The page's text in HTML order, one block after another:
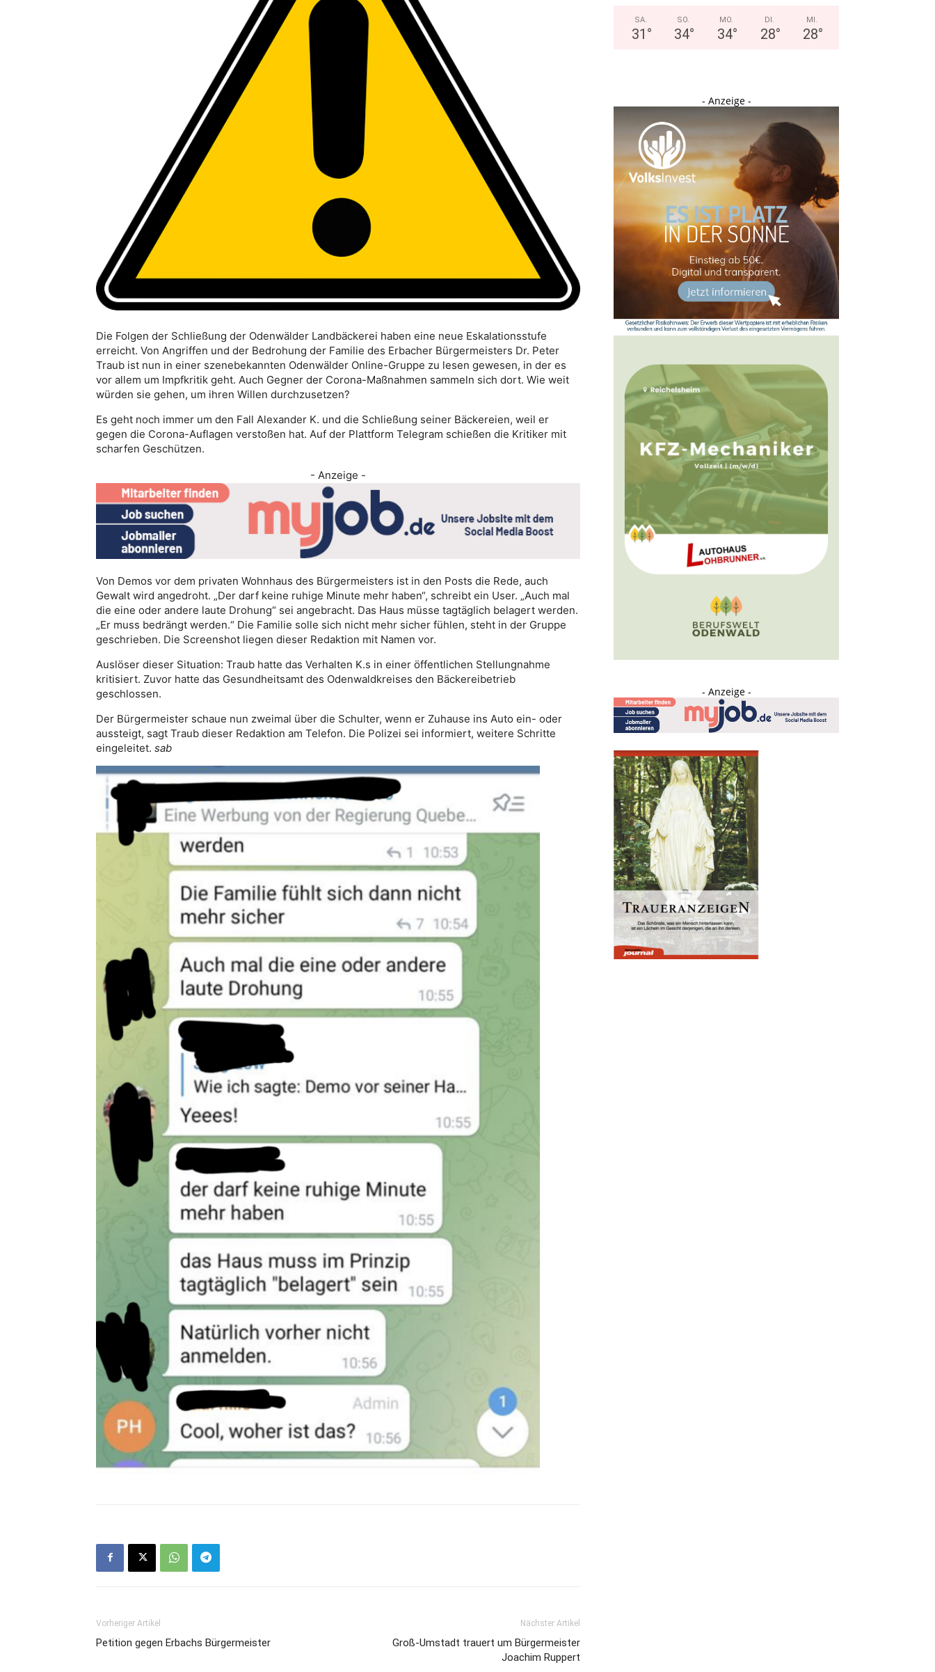
Die Folgen der Schließung der Odenwälder Landbäckerei haben eine neue Eskalationsstufe
erreicht. Von Angriffen und der Bedrohung der Familie des Erbacher Bürgermeisters Dr. Peter
Traub ist nun in einer szenebekannten Odenwälder Online-Gruppe zu lesen gewesen, in der es
vor allem um Impfkritik geht. Auch Gegner der Corona-Maßnahmen sammeln sich dort. Wie weit
würden sie gehen, um ihren Willen durchzusetzen?
Es geht noch immer um den Fall Alexander K. und die Schließung seiner Bäckereien, weil er
gegen die Corona-Auflagen verstoßen hat. Auf der Plattform Telegram schießen die Kritiker mit
scharfen Geschützen.
- Anzeige -
Von Demos vor dem privaten Wohnhaus des Bürgermeisters ist in den Posts die Rede, auch
Gewalt wird angedroht. „Der darf keine ruhige Minute mehr haben“, schreibt ein User. „Auch mal
die eine oder andere laute Drohung“ sei angebracht. Das Haus müsse tagtäglich belagert werden.
„Er muss bedrängt werden.“ Die Familie solle sich nicht mehr sicher fühlen, steht in der Gruppe
geschrieben. Die Screenshot liegen dieser Redaktion mit Namen vor.
Auslöser dieser Situation: Traub hatte das Verhalten K.s in einer öffentlichen Stellungnahme
kritisiert. Zuvor hatte das Gesundheitsamt des Odenwaldkreises den Bäckereibetrieb
geschlossen.
Der Bürgermeister schaue nun zweimal über die Schulter, wenn er Zuhause ins Auto ein- oder
aussteigt, sagt Traub dieser Redaktion am Telefon. Die Polizei sei informiert, weitere Schritte
eingeleitet. sab
Vorheriger Artikel
Petition gegen Erbachs Bürgermeister
Nächster Artikel
Groß-Umstadt trauert um Bürgermeister
Joachim Ruppert
SA.
31 °
SO.
34°
MO.
34°
DI.
28°
MI.
28°
- Anzeige -
- Anzeige -